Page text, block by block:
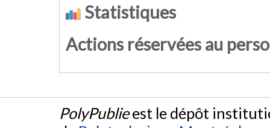
Statistiques
Actions réservées au
PolyPublieest le dépôt